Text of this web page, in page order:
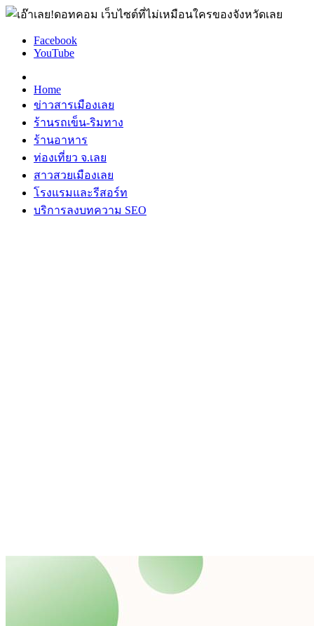
Facebook
YouTube
Home
ข่าวสารเมืองเลย
ร้านรถเข็น-ริมทาง
ร้านอาหาร
ท่องเที่ยว จ.เลย
สาวสวยเมืองเลย
โรงแรมและรีสอร์ท
บริการลงบทความ SEO